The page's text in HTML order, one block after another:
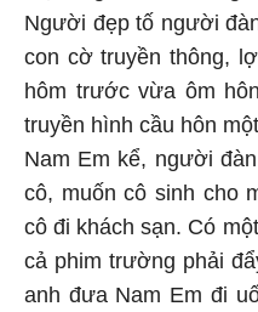
Người đẹp tố người
con cờ truyền thông,
hôm trước vừa ôm
truyền hình cầu hôn
Nam Em kể, người
cô, muốn cô sinh cho
cô đi khách sạn. Có
cả phim trường phải
anh đưa Nam Em đi